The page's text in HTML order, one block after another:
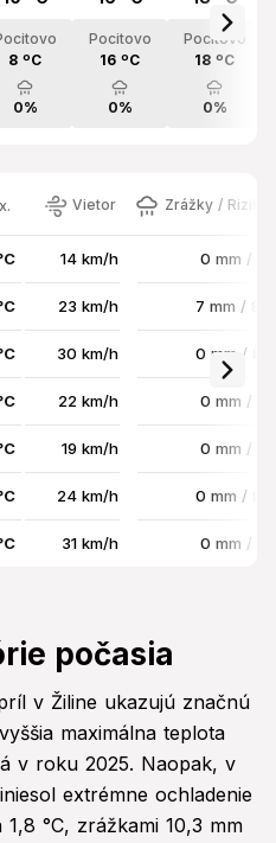
8 ºC
0%
Pocitovo
16 ºC
0%
Pocitovo
18 ºC
0%
Vietor Zrážky / Riziko
14 km/h 0 mm /
23 km/h 7 mm /
30 km/h 0 mm /
22 km/h 0 mm /
19 km/h 0 mm /
24 km/h 0 mm /
31 km/h 0 mm /
počasia
v Žiline ukazujú značnú
maximálna teplota
v roku 2025. Naopak, v
extrémne ochladenie
°C, zrážkami 10,3 mm